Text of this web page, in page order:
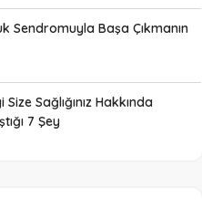
Sendromuyla Başa Çıkmanın
Size Sağlığınız Hakkında
7 Şey